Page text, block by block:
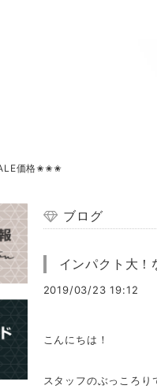
休みしております。
ブログ
インパクト大
2019/03/23 19:12
こんにちは！
スタッフのぶっころり